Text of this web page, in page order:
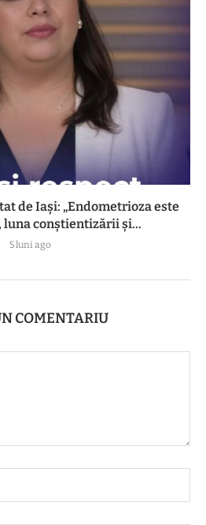
de Iași: „Endometrioza este
luna conștientizării și...
5 luni ago
COMENTARIU